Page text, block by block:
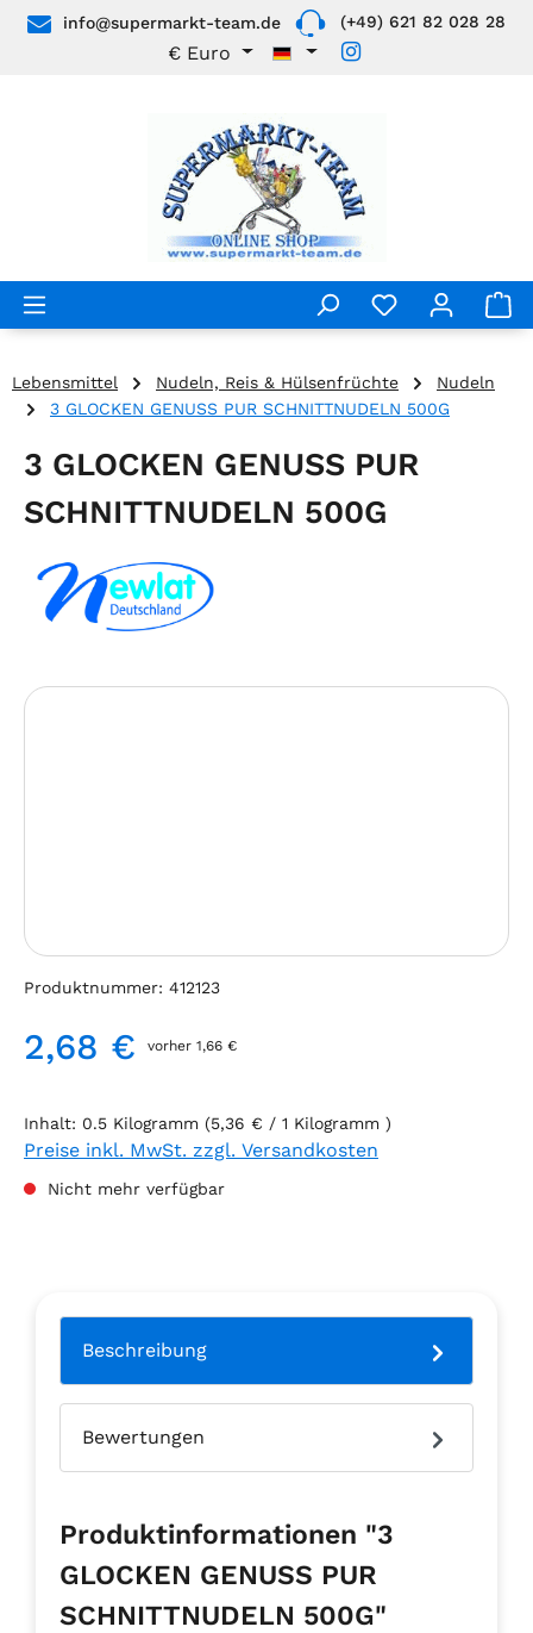
Zum Hauptinhalt springen
info@supermarkt-team.de (+49) 621 82 028 28
€ Euro
Lebensmittel Nudeln, Reis & Hülsenfrüchte
Nudeln
3 GLOCKEN GENUSS PUR SCHNITTNUDELN 500G
3 GLOCKEN GENUSS PUR
SCHNITTNUDELN 500G
Bildergalerie überspringen
Produktnummer: 412123
Regulärer Preis:
2,68 € vorher 1,66 €
Inhalt: 0.5 Kilogramm (5,36 € / 1 Kilogramm )
Preise inkl. MwSt. zzgl. Versandkosten
Nicht mehr verfügbar
Beschreibung
Bewertungen
Produktinformationen "3
GLOCKEN GENUSS PUR
SCHNITTNUDELN 500G"